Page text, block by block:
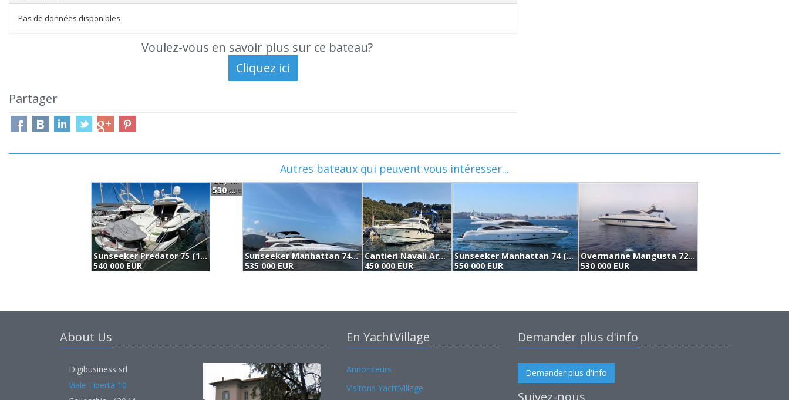
Pas de données disponibles
Voulez-vous en savoir plus sur ce bateau?
Partager
Autres bateaux qui peuvent vous intéresser...
Sunseeker Predator 75 (1999)
540 000 EUR
Guy Couach 2200 (2004)
530 000 EUR
Sunseeker Manhattan 74' Mk2 (2002)
535 000 EUR
Cantieri Navali Arno Leopardo 23 Sport (2005)
450 000 EUR
Sunseeker Manhattan 74 (2002)
550 000 EUR
Overmarine Mangusta 72 Ht (2002)
530 000 EUR
About Us
Digibusiness srl
Viale Libertà 10
En YachtVillage
Annonceurs
Visitons YachtVillage
Demander plus d'info
Demander plus d'info
Suivez-nous